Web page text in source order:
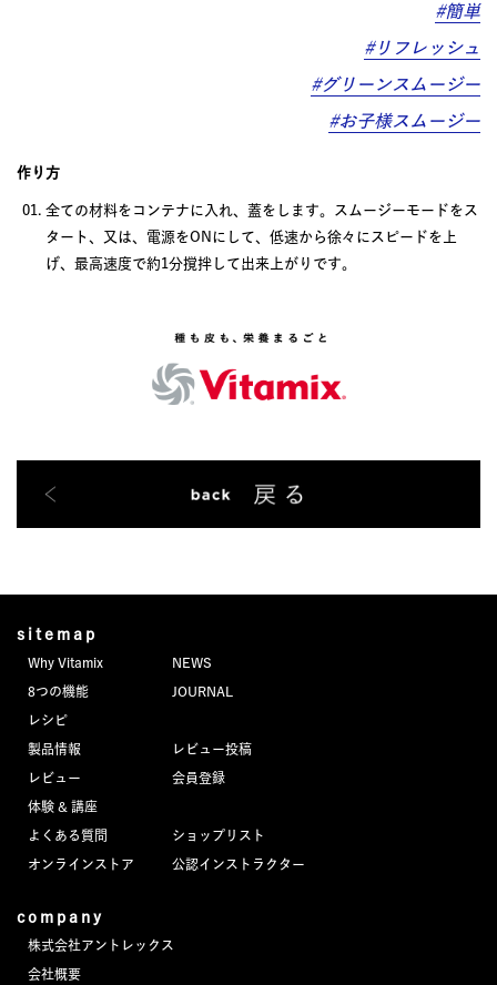
#簡単
#リフレッシュ
#グリーンスムージー
#お子様スムージー
作り方
全ての材料をコンテナに入れ、蓋をします。スムージーモードをス
タート、又は、電源をONにして、低速から徐々にスピードを上
げ、最高速度で約1分撹拌して出来上がりです。
sitemap
Why Vitamix
8つの機能
レシピ
製品情報
レビュー
体験 & 講座
よくある質問
オンラインストア
NEWS
JOURNAL
レビュー投稿
会員登録
ショップリスト
公認インストラクター
company
株式会社アントレックス
会社概要